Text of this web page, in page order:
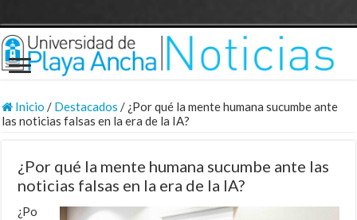
Inicio / Destacados / ¿Por qué la mente humana sucumbe ante
las noticias falsas en la era de la IA?
¿Por qué la mente humana sucumbe ante las
noticias falsas en la era de la IA?
¿Po